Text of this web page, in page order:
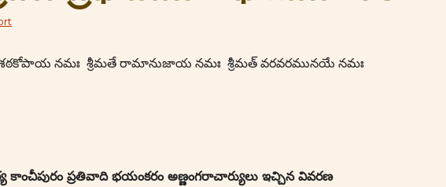
శఠకోపాయ నమః శ్రీమతే రామానుజాయ నమః శ్రీమత్ వరవరమునయే నమః
ప్రతివాది భయంకరం అణ్ణంగరాచార్యులు ఇచ్చిన వివరణ